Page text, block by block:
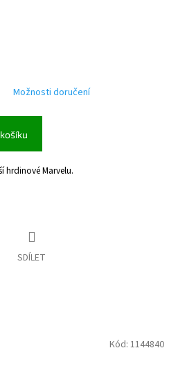
Možnosti doručení
hrdinové Marvelu.
SDÍLET
Kód: 1144840